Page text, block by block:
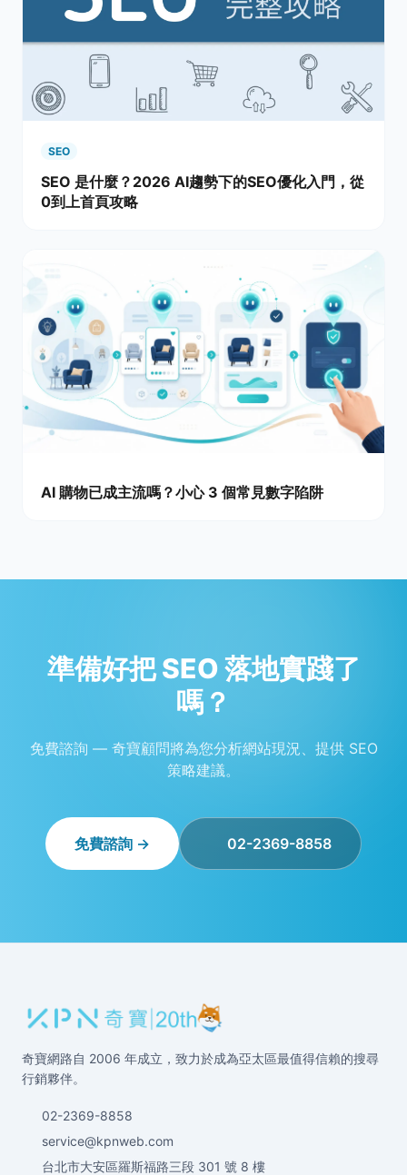
SEO
SEO 是什麼？2026 AI趨勢下的SEO優化入門，從
0到上首頁攻略
AI 購物已成主流嗎？小心 3 個常見數字陷阱
準備好把 SEO 落地實踐了
嗎？
免費諮詢 — 奇寶顧問將為您分析網站現況、提供 SEO
策略建議。
免費諮詢 → 02-2369-8858
奇寶網路自 2006 年成立，致力於成為亞太區最值得信賴的搜尋
行銷夥伴。
02-2369-8858
service@kpnweb.com
台北市大安區羅斯福路三段 301 號 8 樓